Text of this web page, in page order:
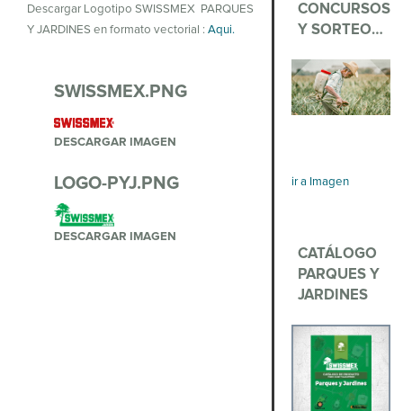
Descargar Logotipo SWISSMEX PARQUES
Y JARDINES en formato vectorial : Aqui.
SWISSMEX.PNG
DESCARGAR IMAGEN
LOGO-PYJ.PNG
DESCARGAR IMAGEN
CONCURSOS
Y SORTEO…
ir a Imagen
CATÁLOGO
PARQUES Y
JARDINES